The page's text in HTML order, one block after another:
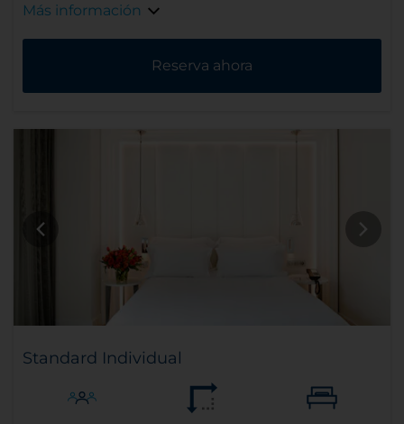
Más información
Reserva ahora
Standard Individual